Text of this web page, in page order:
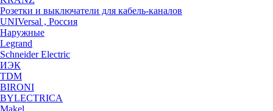
Розетки и выключатели для кабель-каналов
UNIVersal , Россия
Наружные
Legrand
Schneider Electric
ИЭК
TDM
BIRONI
BYLECTRICA
Makel